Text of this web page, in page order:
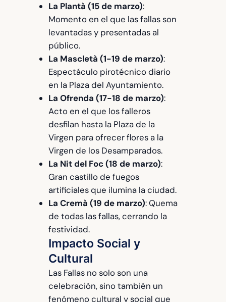
La Plantà (15 de marzo):
Momento en el que las fallas son
levantadas y presentadas al
público.
La Mascletà (1-19 de marzo):
Espectáculo pirotécnico diario
en la Plaza del Ayuntamiento.
La Ofrenda (17-18 de marzo):
Acto en el que los falleros
desfilan hasta la Plaza de la
Virgen para ofrecer flores a la
Virgen de los Desamparados.
La Nit del Foc (18 de marzo):
Gran castillo de fuegos
artificiales que ilumina la ciudad.
La Cremà (19 de marzo): Quema
de todas las fallas, cerrando la
festividad.
Impacto Social y
Cultural
Las Fallas no solo son una
celebración, sino también un
fenómeno cultural y social que